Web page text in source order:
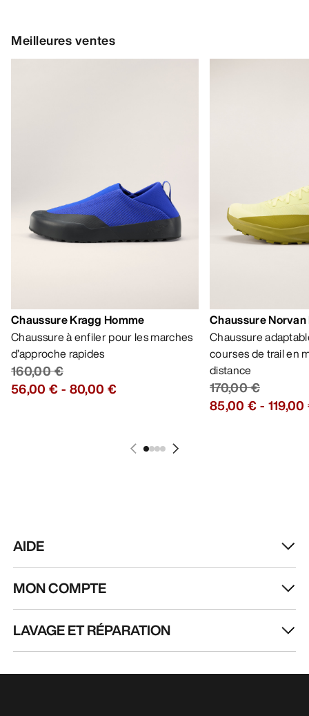
Meilleures ventes
Chaussure Kragg Homme
Chaussure à enfiler pour les marches
d’approche rapides
160,00 €
56,00 €- 80,00 €
Chaussure
Chaussure
courses de trail en
distance
170,00 €
85,00 €-
AIDE
MON COMPTE
LAVAGE ET RÉPARATION